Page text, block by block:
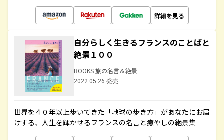
詳細を見る
自分らしく生きるフランスのことばと
絶景１００
BOOKS 旅の名言＆絶景
2022.05.26 発売
世界を４０年以上歩いてきた「地球の歩き方」があなたにお届
けする、人生を輝かせるフランスの名言と癒やしの絶景集